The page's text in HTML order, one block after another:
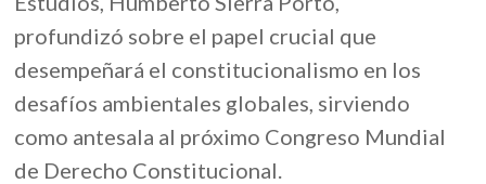
profundizó sobre el papel crucial que
desempeñará el constitucionalismo en los
desafíos ambientales globales, sirviendo
como antesala al próximo Congreso Mundial
de Derecho Constitucional.